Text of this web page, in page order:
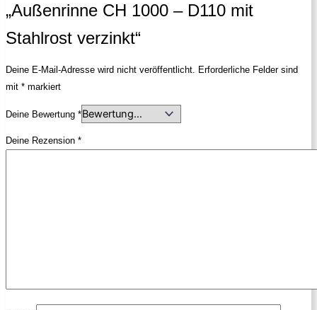
„Außenrinne CH 1000 – D110 mit
Stahlrost verzinkt“
Deine E-Mail-Adresse wird nicht veröffentlicht. Erforderliche Felder sind
mit * markiert
Deine Bewertung *
Deine Rezension *